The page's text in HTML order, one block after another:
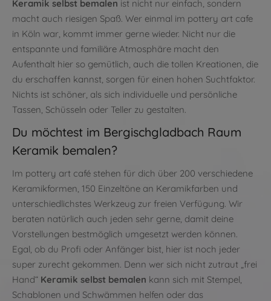
Keramik selbst bemalen ist nicht nur einfach, sondern
macht auch riesigen Spaß. Wer einmal im pottery art cafe
in Köln war, kommt immer gerne wieder. Nicht nur die
entspannte und familiäre Atmosphäre macht den
Aufenthalt hier so gemütlich, auch die tollen Kreationen, die
du erschaffen kannst, sorgen für einen hohen Suchtfaktor.
Nichts ist schöner, als sich individuelle und persönliche
Tassen, Schüsseln oder Teller zu gestalten.
Du möchtest im Bergischgladbach Raum
Keramik bemalen?
Im pottery art café stehen für dich über 200 verschiedene
Keramikformen, 150 Einzeltöne an Keramikfarben und
unterschiedlichstes Werkzeug zur freien Verfügung. Wir
beraten natürlich auch jeden sehr gerne, damit deine
Vorstellungen bestmöglich umgesetzt werden können.
Egal, ob du Profi oder Anfänger bist, hier ist noch jeder
super zurecht gekommen. Denn wer sich nicht zutraut „frei
Hand“ Keramik selbst bemalen kann sich mit Stempel,
Schablonen und Schwämmen helfen oder das